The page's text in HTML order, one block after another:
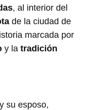
, al interior del
de la ciudad de
marcada por
y latradición
su esposo,